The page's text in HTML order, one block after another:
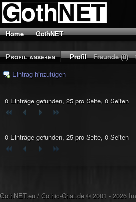
Home GothNET
Profil ansehen Profil Freunde (0)
Eintrag hinzufügen
0 Einträge gefunden, 25 pro Seite, 0 Seiten
0 Einträge gefunden, 25 pro Seite, 0 Seiten
GothNET.eu / Gothic-Chat.de © 2001 - 2026